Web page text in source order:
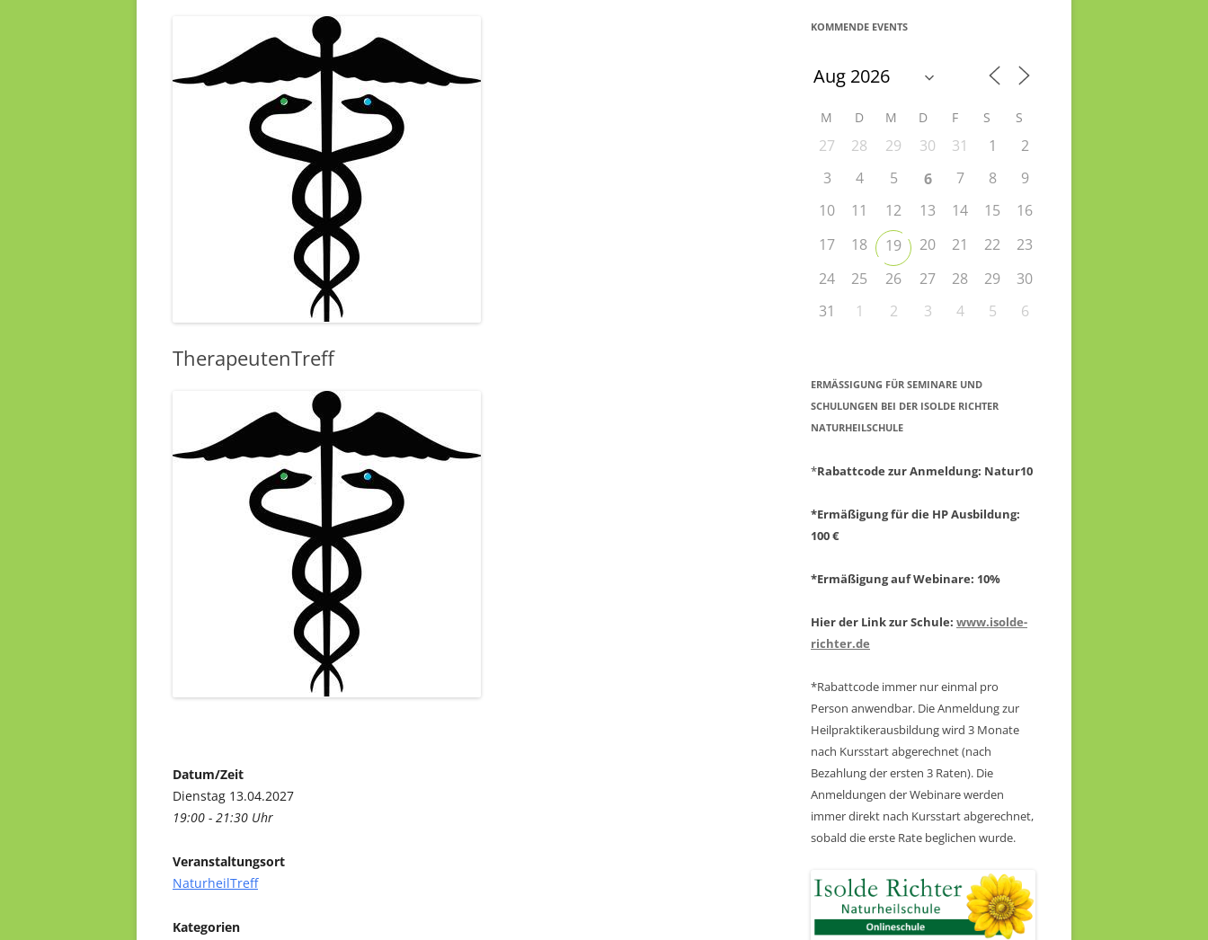
TherapeutenTreff
Datum/Zeit
Dienstag 13.04.2027
19:00 - 21:30 Uhr
Veranstaltungsort
NaturheilTreff
Kategorien
KOMMENDE EVENTS
M D M D F S S
27 28 29 30 31 1
2
3
4 5 6 7 8
9
10
11 12 13 14 15
16
17
18 19 20 21 22
23
24
25 26 27 28 29
30
31
1 2 3 4 5 6
ERMÄSSIGUNG FÜR SEMINARE UND S
CHULUNGEN BEI DER ISOLDE RICHTER N
ATURHEILSCHULE
*Rabattcode zur Anmeldung: Natur10
*Ermäßigung für die HP Ausbildung:
100 €
*Ermäßigung auf Webinare: 10%
Hier der Link zur Schule: www.isolde-
richter.de
*Rabattcode immer nur einmal pro
Person anwendbar. Die Anmeldung zur
Heilpraktikerausbildung wird 3 Monate
nach Kursstart abgerechnet(nach
Bezahlung der ersten 3 Raten). Die
Anmeldungen der Webinare werden
immer direkt nach Kursstart abgerechnet,
sobald die erste Rate beglichen wurde.